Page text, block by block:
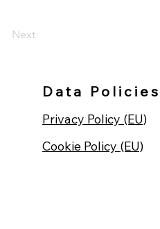
Next
Data Policies
Privacy Policy (EU)
Cookie Policy (EU)